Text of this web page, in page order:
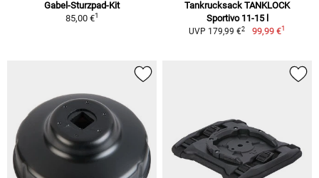
Gabel-Sturzpad-Kit
85,00 €1
Tankrucksack TANKLOCK
Sportivo 11-15 l
UVP 179,99 €2 99,99 €1